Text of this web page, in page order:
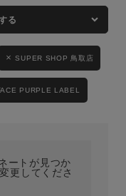
KIDS
る
SUPER SHOP 鳥取店
PURPLE LABEL
ートが見つか
更してくださ